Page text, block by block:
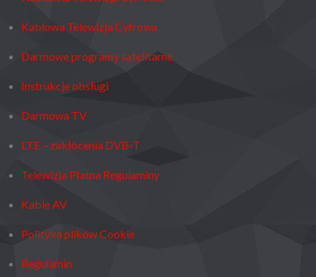
Kablowa Telewizja Cyfrowa
Darmowe programy satelitarne
Instrukcje obsługi
Darmowa TV
LTE – zakłócenia DVB-T
Telewizja Płatna Regulaminy
Kable AV
Polityka plików Cookie
Regulamin